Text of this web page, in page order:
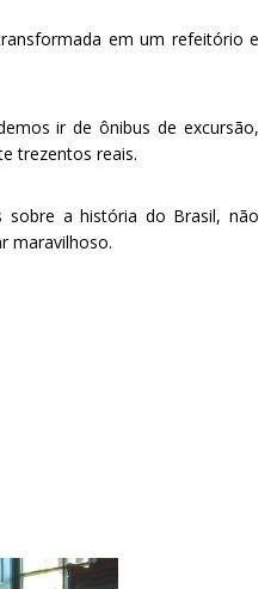
em um refeitório e
ir de ônibus de excursão,
trezentos reais.
sobre a história do Brasil, não
maravilhoso.